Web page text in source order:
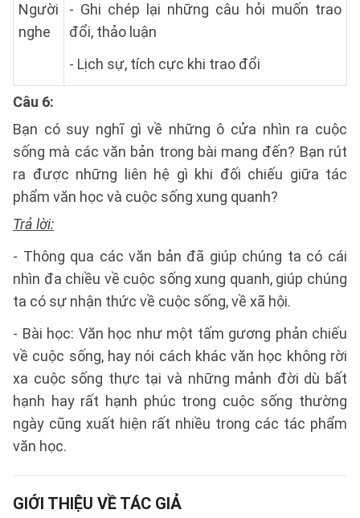
Người
nghe
- Ghi chép lại những câu hỏi muốn trao
đổi, thảo luận
- Lịch sự, tích cực khi trao đổi
Câu 6:
Bạn có suy nghĩ gì về những ô cửa nhìn ra cuộc
sống mà các văn bản trong bài mang đến? Bạn rút
ra được những liên hệ gì khi đối chiếu giữa tác
phẩm văn học và cuộc sống xung quanh?
Trả lời:
- Thông qua các văn bản đã giúp chúng ta có cái
nhìn đa chiều về cuộc sống xung quanh, giúp chúng
ta có sự nhận thức về cuộc sống, về xã hội.
- Bài học: Văn học như một tấm gương phản chiếu
về cuộc sống, hay nói cách khác văn học không rời
xa cuộc sống thực tại và những mảnh đời dù bất
hạnh hay rất hạnh phúc trong cuộc sống thường
ngày cũng xuất hiện rất nhiều trong các tác phẩm
văn học.
GIỚI THIỆU VỀ TÁC GIẢ